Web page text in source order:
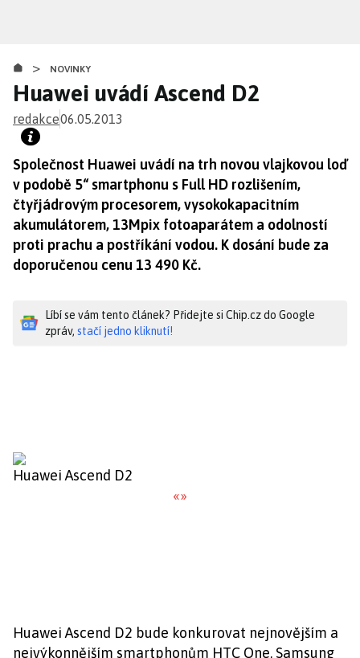
obsahu
> NOVINKY
Huawei uvádí Ascend D2
redakce06.05.2013
Společnost Huawei uvádí na trh novou vlajkovou loď
v podobě 5“ smartphonu s Full HD rozlišením,
čtyřjádrovým procesorem, vysokokapacitním
akumulátorem, 13Mpix fotoaparátem a odolností
proti prachu a postříkání vodou. K dosání bude za
doporučenou cenu 13 490 Kč.
Líbí se vám tento článek? Přidejte si Chip.cz do Google
zpráv, stačí jedno kliknutí!
Huawei Ascend D2
«»
Huawei Ascend D2 bude konkurovat nejnovějším a
nejvýkonnějším smartphonům HTC One, Samsung